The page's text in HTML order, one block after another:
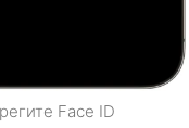
Face ID